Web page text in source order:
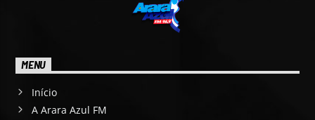
MENU
Início
A Arara Azul FM